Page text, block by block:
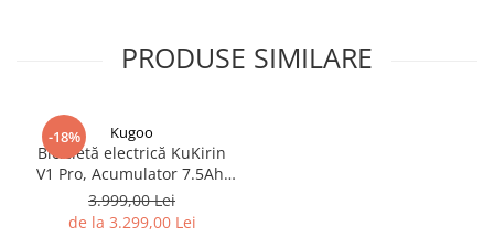
PRODUSE SIMILARE
-18% Kugoo
Bicicletă electrică KuKirin
V1 Pro, Acumulator 7.5Ah,
Anvelope de 20 inch, Viteză
maximă de 45 km/h.
3.999,00 Lei
de la 3.299,00 Lei